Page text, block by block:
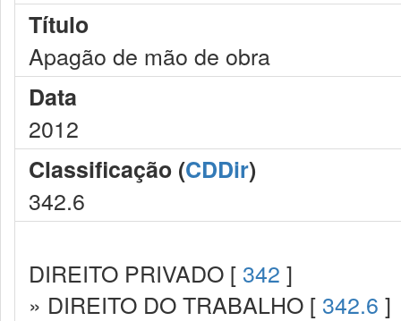
Título
Apagão de mão de obra
Data
2012
Classificação (CDDir)
342.6
DIREITO PRIVADO [ 342 ]
» DIREITO DO TRABALHO [ 342.6 ]